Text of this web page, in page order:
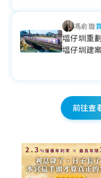
--萬元/坪
--
二重疏洪道重劃區
75.2萬元/坪
+ 1.38%
馮俞璇
塭仔圳重
塭仔圳建
前往查